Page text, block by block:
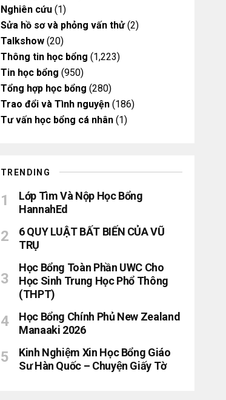
Nghiên cứu (1)
Sửa hồ sơ và phỏng vấn thử(2)
Talkshow (20)
Thông tin học bổng (1,223)
Tin học bổng (950)
Tổng hợp học bổng (280)
Trao đổi và Tình nguyện (186)
Tư vấn học bổng cá nhân (1)
TRENDING
Lớp Tìm Và Nộp Học Bổng
HannahEd
6 QUY LUẬT BẤT BIẾN CỦA VŨ
TRỤ
Học Bổng Toàn Phần UWC Cho
Học Sinh Trung Học Phổ Thông
(THPT)
Học Bổng Chính Phủ New Zealand
Manaaki 2026
Kinh Nghiệm Xin Học Bổng Giáo
Sư Hàn Quốc – Chuyện Giấy Tờ